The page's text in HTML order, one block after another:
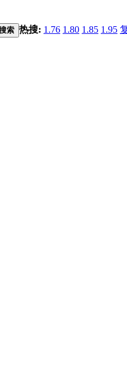
索 热搜: 1.76 1.80 1.85 1.95